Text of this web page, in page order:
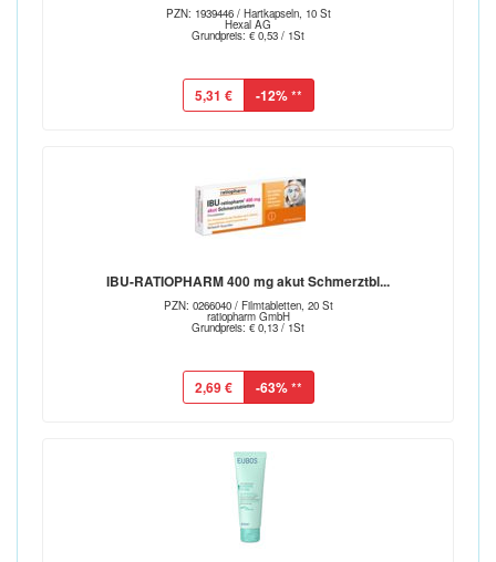
PZN: 1939446 / Hartkapseln, 10 St
Hexal AG
Grundpreis: € 0,53 / 1St
5,31 € -12%**
IBU-RATIOPHARM 400 mg akut Schmerztbl...
PZN: 0266040 / Filmtabletten, 20 St
ratiopharm GmbH
Grundpreis: € 0,13 / 1St
2,69 € -63%**